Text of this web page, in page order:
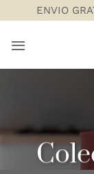
to
content
ENVIO